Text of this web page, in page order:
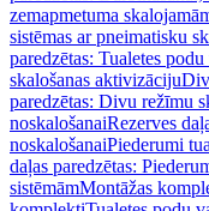
zemapmetuma
sistēmas ar pneimatisku
paredzētas: Tualetes
skalošanas aktivizāciju
paredzētas: Divu režīmu
noskalošanaiRezerves
noskalošanaiPiederumi
daļas paredzētas:
sistēmāmMontāžas